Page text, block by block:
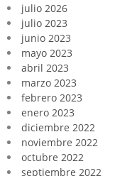
julio 2026
julio 2023
junio 2023
mayo 2023
abril 2023
marzo 2023
febrero 2023
enero 2023
diciembre 2022
noviembre 2022
octubre 2022
septiembre 2022